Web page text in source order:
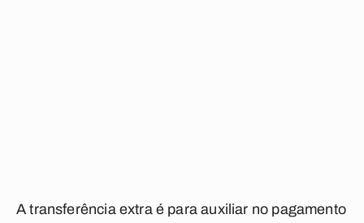
A transferência extra é para auxiliar no pagamento